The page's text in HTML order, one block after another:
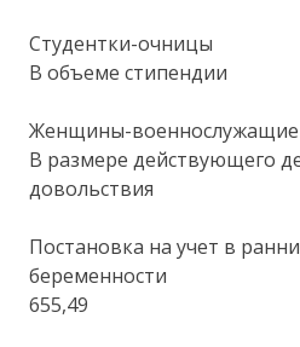
Студентки-очницы
В объеме стипендии
Женщины-военнослужащие
В размере действующего
довольствия
Постановка на учет в
беременности
655,49